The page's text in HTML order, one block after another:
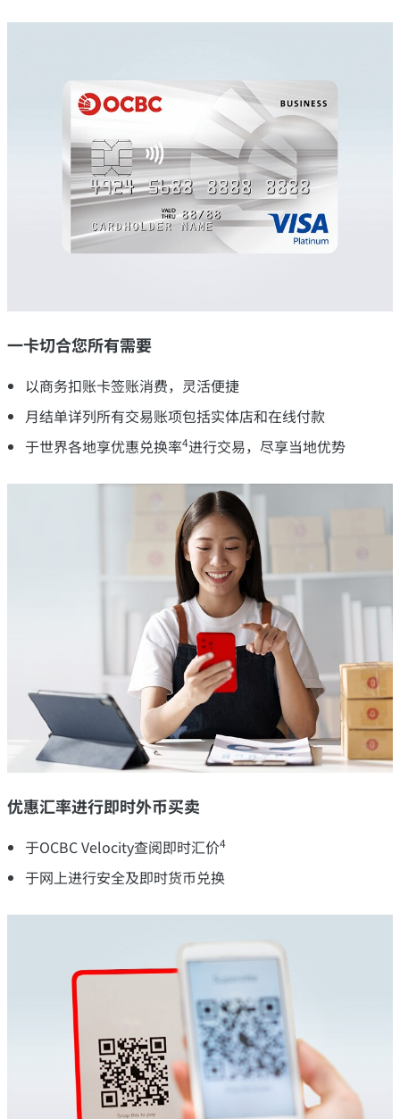
一卡切合您所有需要
以商务扣账卡签账消费，灵活便捷
月结单详列所有交易账项包括实体店和在线付款
于世界各地享优惠兑换率4进行交易，尽享当地优势
优惠汇率进行即时外币买卖
于OCBC Velocity查阅即时汇价4
于网上进行安全及即时货币兑换